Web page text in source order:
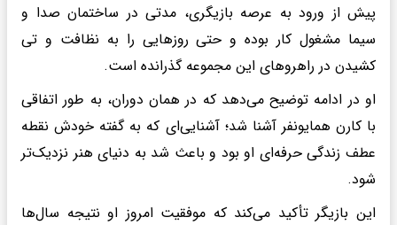
پیش از ورود به عرصه بازیگری، مدتی در ساختمان صدا و
سیما مشغول کار بوده و حتی روزهایی را به نظافت و تی
کشیدن در راهروهای این مجموعه گذرانده است.
او در ادامه توضیح می‌دهد که در همان دوران، به طور اتفاقی
با کارن همایونفر آشنا شد؛ آشنایی‌ای که به گفته خودش نقطه
عطف زندگی حرفه‌ای او بود و باعث شد به دنیای هنر نزدیک‌تر
شود.
این بازیگر تأکید می‌کند که موفقیت امروز او نتیجه سال‌ها